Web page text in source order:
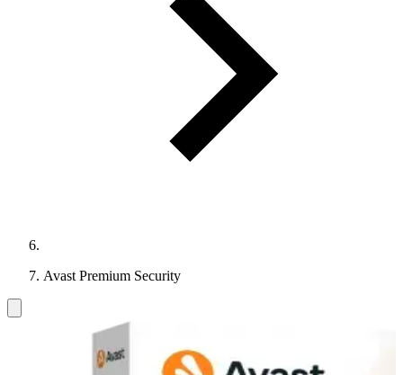
Avast Premium Security